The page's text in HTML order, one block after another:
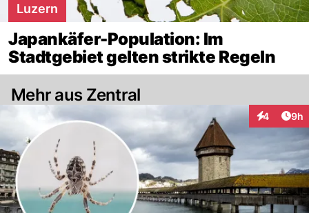
Luzern
Japankäfer-Population: Im
Stadtgebiet gelten strikte Regeln
Mehr aus Zentral
4 9h